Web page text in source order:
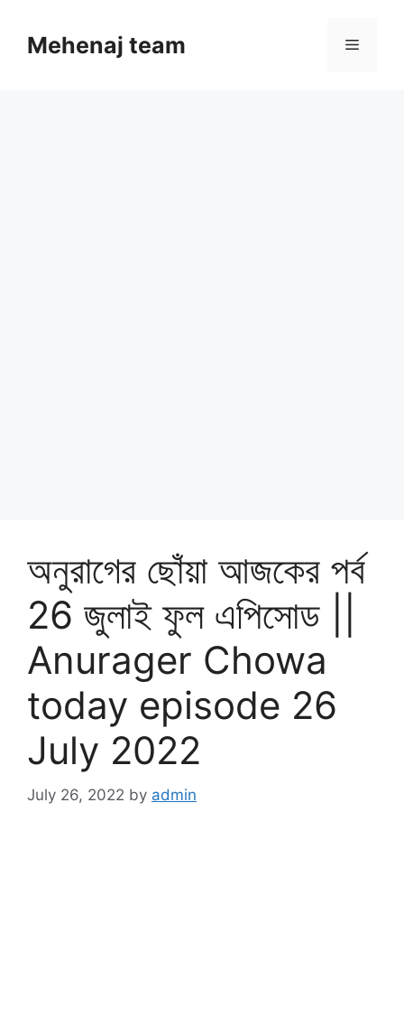
contentMehenaj team Menu
অনুরাগের ছোঁয়া আজকের পর্ব
26 জুলাই ফুল এপিসোড ||
Anurager Chowa
today episode 26
July 2022
July 26, 2022 by admin